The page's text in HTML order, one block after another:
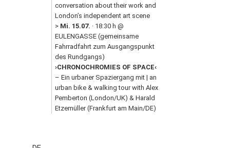
conversation about their work and
London’s independent art scene
> Mi. 15.07. · 18:30 h @
EULENGASSE (gemeinsame
Fahrradfahrt zum Ausgangspunkt
›CHRONOCHROMIES OF SPACE‹
– Ein urbaner Spaziergang mit | an
urban bike & walking tour with Alex
Pemberton (London/UK) & Harald
Etzemüller (Frankfurt am Main/DE)